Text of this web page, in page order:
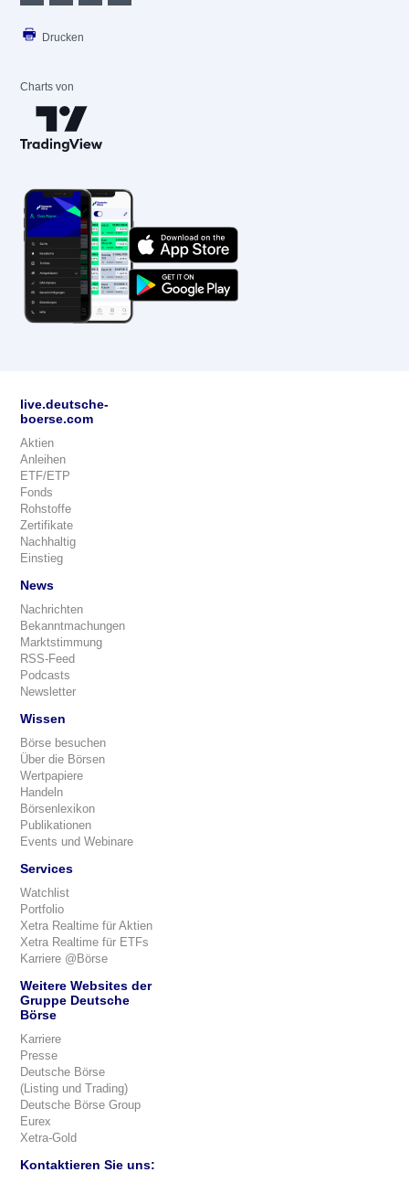
Drucken
Charts von
live.deutsche-
boerse.com
Aktien
Anleihen
ETF/ETP
Fonds
Rohstoffe
Zertifikate
Nachhaltig
Einstieg
News
Nachrichten
Bekanntmachungen
Marktstimmung
RSS-Feed
Podcasts
Newsletter
Wissen
Börse besuchen
Über die Börsen
Wertpapiere
Handeln
Börsenlexikon
Publikationen
Events und Webinare
Services
Watchlist
Portfolio
Xetra Realtime für Aktien
Xetra Realtime für ETFs
Karriere @Börse
Weitere Websites der
Gruppe Deutsche
Börse
Karriere
Presse
Deutsche Börse
(Listing und Trading)
Deutsche Börse Group
Eurex
Xetra-Gold
Kontaktieren Sie uns: